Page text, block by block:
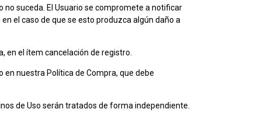
no suceda. El Usuario se compromete a notificar
el caso de que se esto produzca algún daño a
en el ítem cancelación de registro.
nuestra Política de Compra, que debe
de Uso serán tratados de forma independiente.